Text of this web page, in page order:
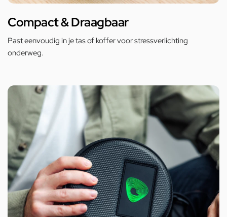
Compact & Draagbaar
Past eenvoudig in je tas of koffer voor stressverlichting
onderweg.